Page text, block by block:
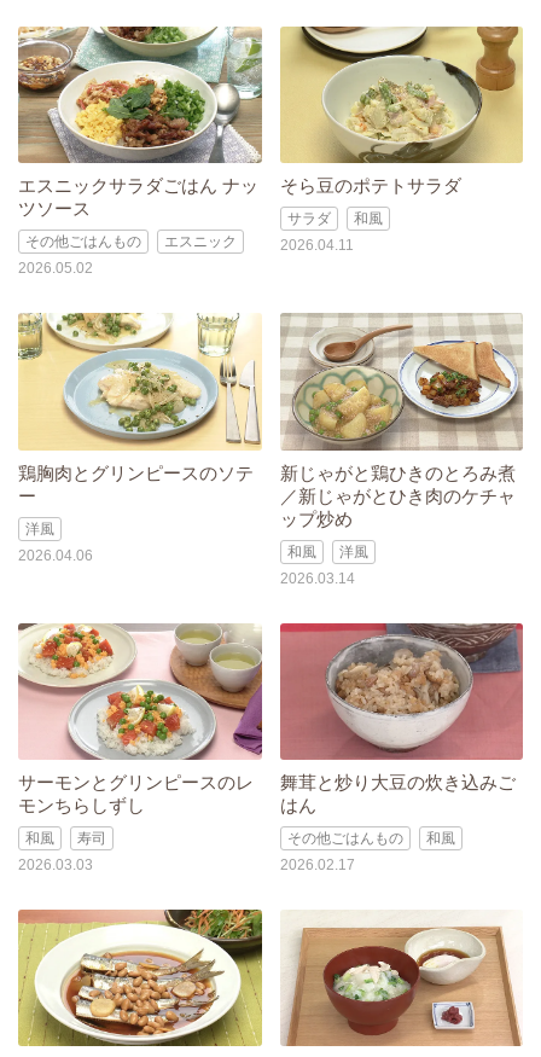
エスニックサラダごはん ナッ
ツソース
その他ごはんもの
エスニック
2026.05.02
そら豆のポテトサラダ
サラダ
和風
2026.04.11
鶏胸肉とグリンピースのソテ
ー
洋風
2026.04.06
新じゃがと鶏ひきのとろみ煮
／新じゃがとひき肉のケチャ
ップ炒め
和風
洋風
2026.03.14
サーモンとグリンピースのレ
モンちらしずし
和風
寿司
2026.03.03
舞茸と炒り大豆の炊き込みご
はん
その他ごはんもの
和風
2026.02.17